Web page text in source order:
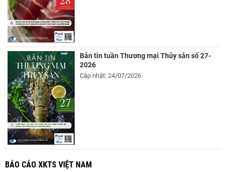
Bản tin tuần Thương mại Thủy sản số 27-
2026
Cập nhật: 24/07/2026
BÁO CÁO XKTS VIỆT NAM